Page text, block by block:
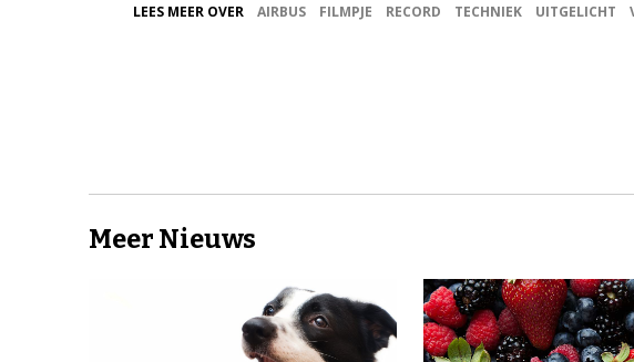
LEES MEER OVER AIRBUS FILMPJE RECORD TECHNIEK UITGELICHT
Meer Nieuws